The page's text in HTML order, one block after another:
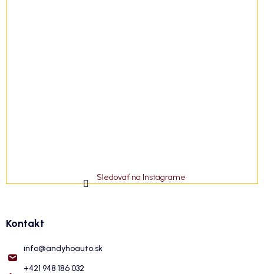
Sledovať na Instagrame
Kontakt
info@andyhoauto.sk
+421 948 186 032